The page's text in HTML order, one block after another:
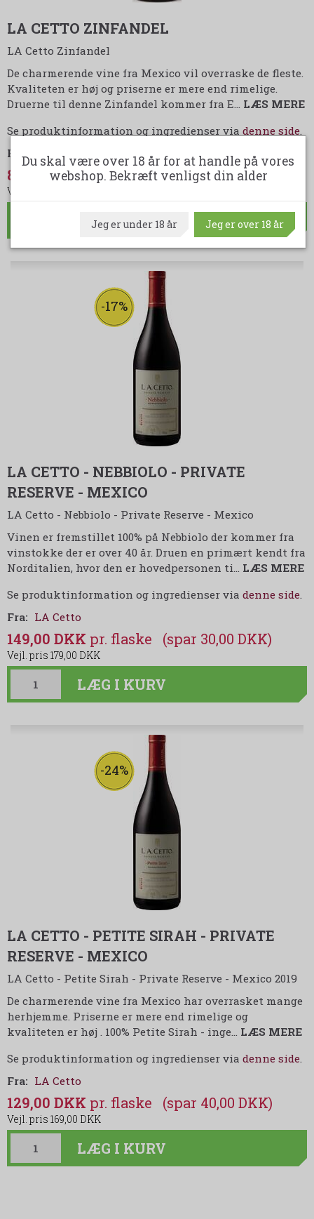
LA CETTO ZINFANDEL
LA Cetto Zinfandel
De charmerende vine fra Mexico vil overraske de fleste.
Kvaliteten er høj og priserne er mere end rimelige.
Druerne til denne Zinfandel kommer fra E
LÆS MERE
Se produktinformation og ingredienser via denne side
Fra:
LA Cetto
89,95 DKK (spar 9,05 DKK)
LÆG I KURV
-17%
LA CETTO - NEBBIOLO - PRIVATE
RESERVE - MEXICO
LA Cetto - Nebbiolo - Private Reserve - Mexico
Vinen er fremstillet 100% på Nebbiolo der kommer fra
vinstokke der er over 40 år. Druen en primært kendt fra
Norditalien, hvor den er hovedpersonen ti
LÆS MERE
Se produktinformation og ingredienser via denne side
Fra: LA Cetto
149,00 DKK
179,00 DKK
(spar 30,00 DKK)
LÆG I KURV
-24%
LA CETTO - PETITE SIRAH - PRIVATE
RESERVE - MEXICO
LA Cetto - Petite Sirah - Private Reserve - Mexico 2019
De charmerende vine fra Mexico har overrasket mange
herhjemme. Priserne er mere end rimelige og
kvaliteten er høj . 100% Petite Sirah - inge
LÆS MERE
Se produktinformation og ingredienser via denne side
Fra: LA Cetto
129,00 DKK
169,00 DKK
(spar 40,00 DKK)
LÆG I KURV
Du skal være over 18 år for at handle på vores
webshop. Bekræft venligst din alder
Jeg er under 18 år Jeg er over 18 år